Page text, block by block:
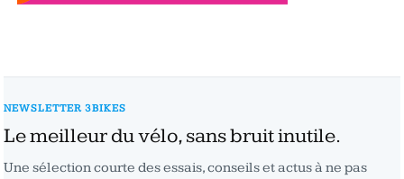
NEWSLETTER 3BIKES
Le meilleur du vélo, sans bruit inutile.
Une sélection courte des essais, conseils et actus à ne pas